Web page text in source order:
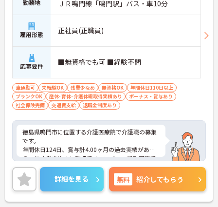
勤務地 ＪＲ鳴門線「鳴門駅」バス・車10分
雇用形態 正社員(正職員)
応募要件 ■無資格でも可 ■経験不問
車通勤可 未経験OK 残業少なめ 無資格OK
年間休日110日以上
ブランクOK
産休･育休･介護休暇取得実績あり
ボーナス・賞与あり
社会保険完備
交通費支給 退職金制度あり
徳島県鳴門市に位置する介護医療院で介護職の募集
です。
年間休日124日、賞与計4.00ヶ月の過去実績があ
り、長く働きやすい環境です。マイカー通勤可能で
駐車場も完備されています。退職金制度もあり、安
定した就業を目指せます。
ご興味のある方には、面接対策ポイントなどさらに
詳細をお話いたしますので、お気軽にご相談くださ
い。
詳細を見る 無料 紹介してもらう